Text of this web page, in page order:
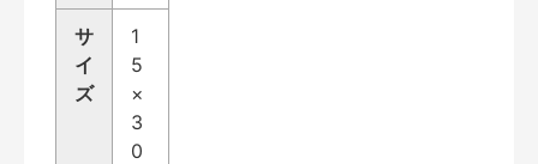
サ
イ
ズ
1
5
×
3
0